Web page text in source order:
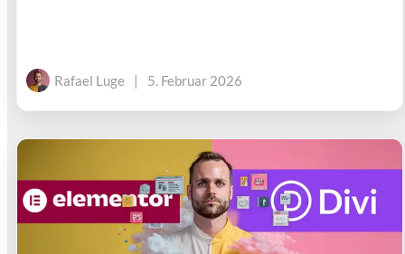
Rafael Luge | 5. Februar 2026